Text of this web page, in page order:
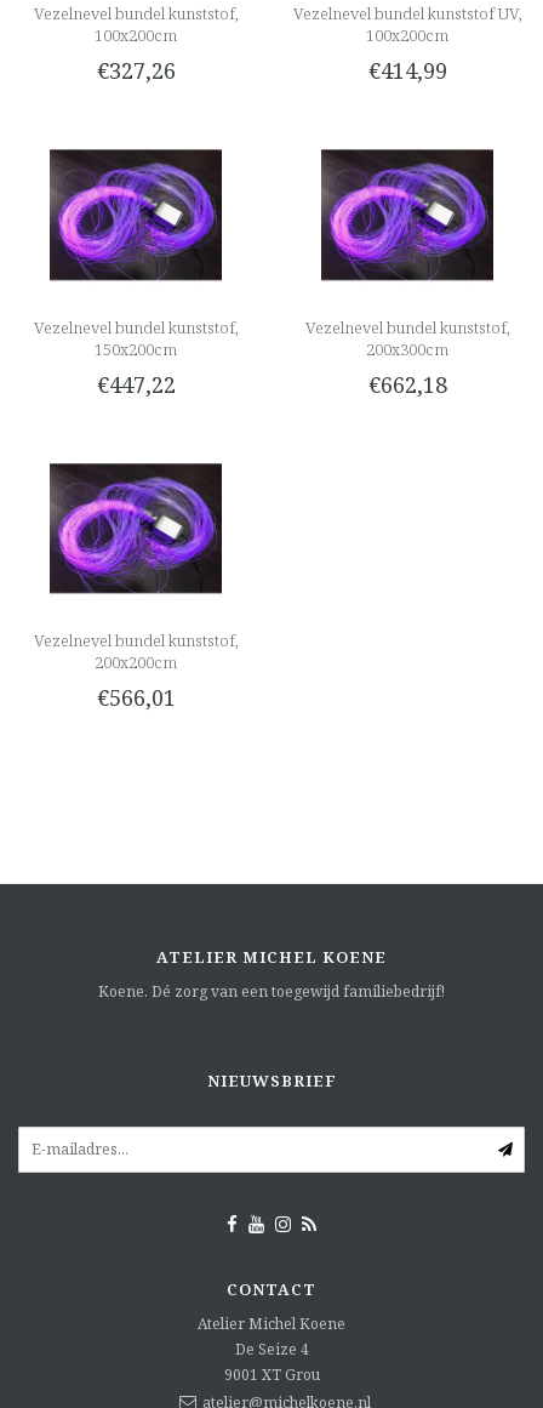
Vezelnevel bundel kunststof,
100x200cm
€327,26
Vezelnevel bundel kunststof UV,
100x200cm
€414,99
Vezelnevel bundel kunststof,
150x200cm
€447,22
Vezelnevel bundel kunststof,
200x300cm
€662,18
Vezelnevel bundel kunststof,
200x200cm
€566,01
ATELIER MICHEL KOENE
Koene. Dé zorg van een toegewijd familiebedrijf!
NIEUWSBRIEF
CONTACT
Atelier Michel Koene
De Seize 4
9001 XT Grou
atelier@michelkoene.nl